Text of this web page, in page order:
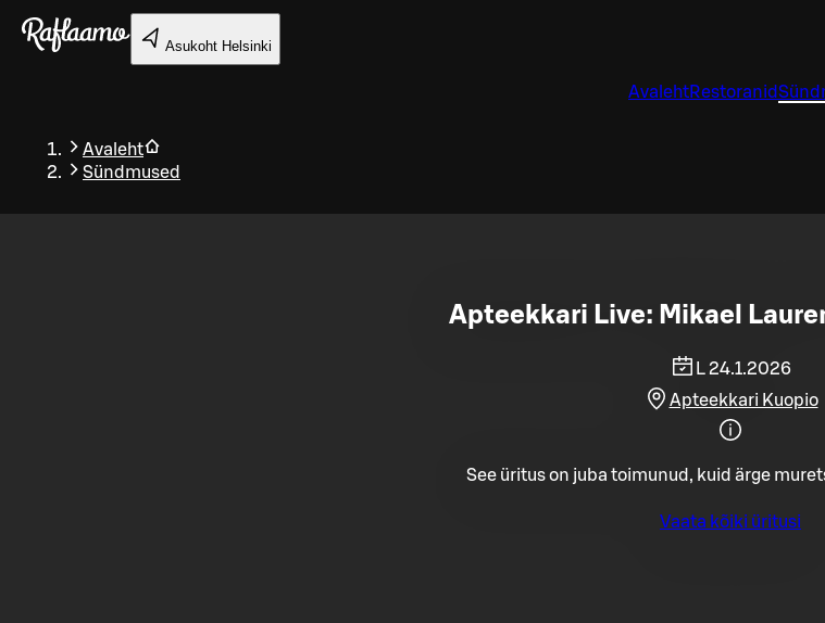
Liigu peamise sisu juurde
Asukoht Helsinki
AvalehtRestoranid
Avaleht
Sündmused
Tagasi
Apteekkari Live: Mikael
L 24.1.2026
Apteekkari Kuopio
See üritus on juba toimunud, kuid ärge
Vaata kõiki üritusi